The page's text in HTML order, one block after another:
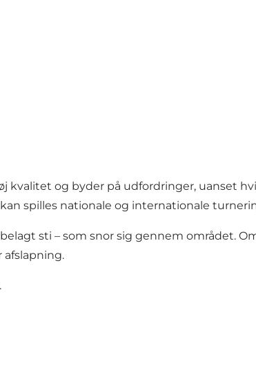
kvalitet og byder på udfordringer, uanset
spilles nationale og internationale
sti – som snor sig gennem området.
afslapning.